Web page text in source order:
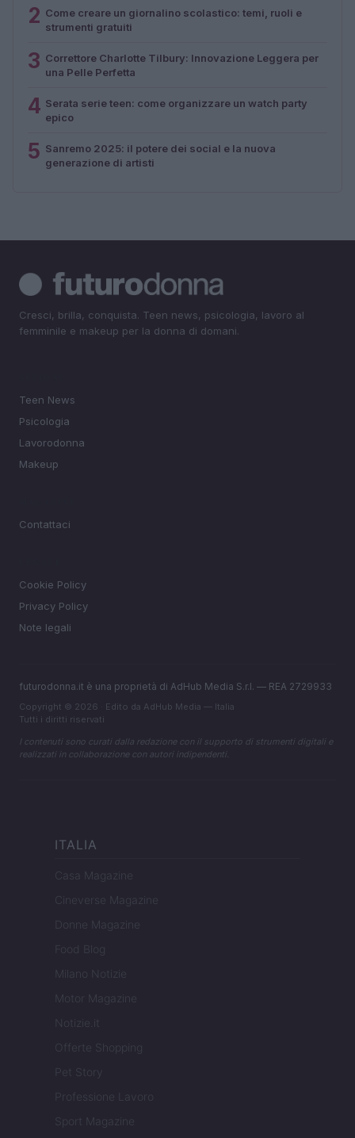
2 Come creare un giornalino scolastico: temi, ruoli e
strumenti gratuiti
3 Correttore Charlotte Tilbury: Innovazione Leggera per
una Pelle Perfetta
4 Serata serie teen: come organizzare un watch party
epico
5 Sanremo 2025: il potere dei social e la nuova
generazione di artisti
Cresci, brilla, conquista. Teen news, psicologia, lavoro al
femminile e makeup per la donna di domani.
Teen News
Psicologia
Lavorodonna
Makeup
Contattaci
Cookie Policy
Privacy Policy
Note legali
futurodonna.it è una proprietà di AdHub Media S.r.l. — REA 2729933
Copyright © 2026 · Edito da AdHub Media — Italia
Tutti i diritti riservati
I contenuti sono curati dalla redazione con il supporto di strumenti digitali e
realizzati in collaborazione con autori indipendenti.
ITALIA
Casa Magazine
Cineverse Magazine
Donne Magazine
Food Blog
Milano Notizie
Motor Magazine
Notizie.it
Offerte Shopping
Pet Story
Professione Lavoro
Sport Magazine